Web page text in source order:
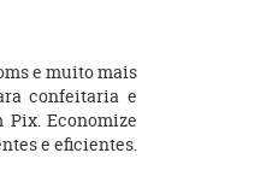
e muito mais
confeitaria e
Pix. Economize
e eficientes.